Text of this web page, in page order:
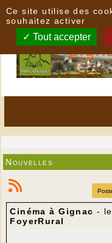
Nouvelles
Cinéma à Gignac - le
FoyerRural
Ce site utilise des
souhaitez activer
Tout accepter